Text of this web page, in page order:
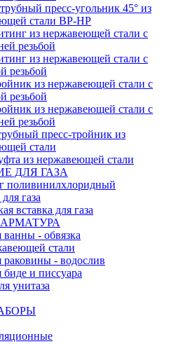
пресс-угольник 45° из
стали ВР-НР
из нержавеющей стали с
резьбой
из нержавеющей стали с
резьбой
из нержавеющей стали с
резьбой
из нержавеющей стали с
резьбой
пресс-тройник из
стали
из нержавеющей стали
ДЛЯ ГАЗА
поливинилхлоридный
газа
вставка для газа
- обвязка
стали
- водослив
и писсуара
унитаза